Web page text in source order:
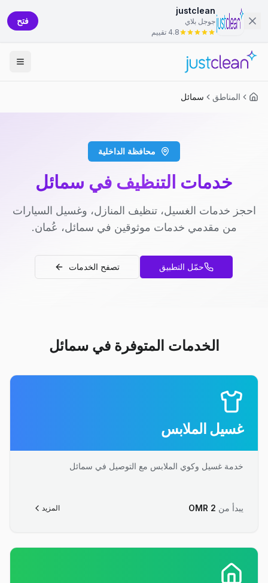
justclean
جوجل بلاي
4.8 تقييم
فتح
المناطق سمائل
محافظة الداخلية
خدمات التنظيف في سمائل
احجز خدمات الغسيل، تنظيف المنازل، وغسيل السيارات
من مقدمي خدمات موثوقين في سمائل، عُمان.
حمّل التطبيق تصفح الخدمات
الخدمات المتوفرة في سمائل
غسيل الملابس
خدمة غسيل وكوي الملابس مع التوصيل في سمائل
يبدأ من OMR 2 المزيد